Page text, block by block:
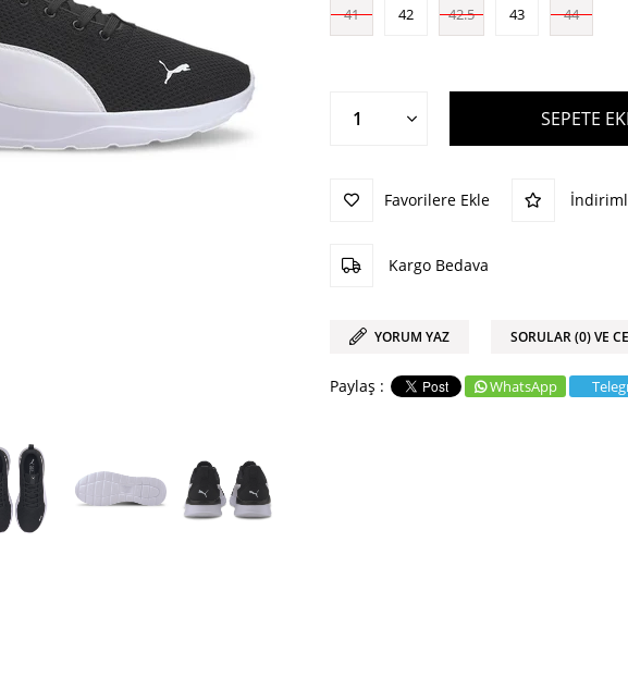
41 42 42.5 43 44
Favorilere Ekle
Kargo Bedava
YORUM YAZ SORULAR (0) VE
WhatsApp